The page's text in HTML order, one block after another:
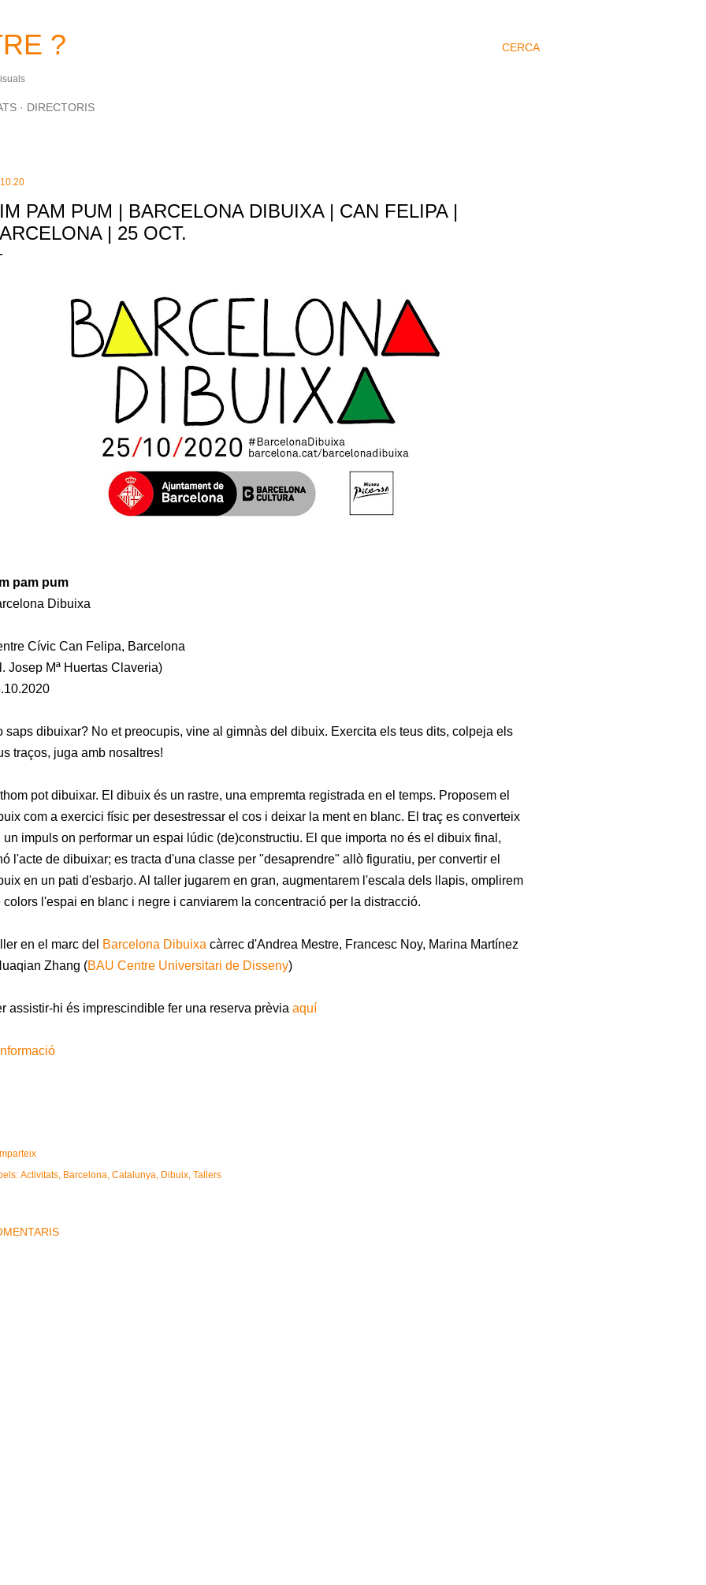
CERCA
?
DIRECTORIS
PAM PUM | BARCELONA DIBUIXA | CAN FELIPA |
| 25 OCT.
pam pum
Dibuixa
Cívic Can Felipa, Barcelona
Josep Mª Huertas Claveria)
saps dibuixar? No et preocupis, vine al gimnàs del dibuix. Exercita els teus dits, colpeja els
traços, juga amb nosaltres!
pot dibuixar. El dibuix és un rastre, una empremta registrada en el temps. Proposem el
com a exercici físic per desestressar el cos i deixar la ment en blanc. El traç es converteix
un impuls on performar un espai lúdic (de)constructiu. El que importa no és el dibuix final,
l'acte de dibuixar; es tracta d'una classe per "desaprendre" allò figuratiu, per convertir el
en un pati d'esbarjo. Al taller jugarem en gran, augmentarem l'escala dels llapis, omplirem
colors l'espai en blanc i negre i canviarem la concentració per la distracció.
en el marc del Barcelona Dibuixa càrrec d'Andrea Mestre, Francesc Noy, Marina Martínez
Zhang (BAU Centre Universitari de Disseny)
assistir-hi és imprescindible fer una reserva prèvia aquí
Activitats Barcelona Catalunya Dibuix Tallers